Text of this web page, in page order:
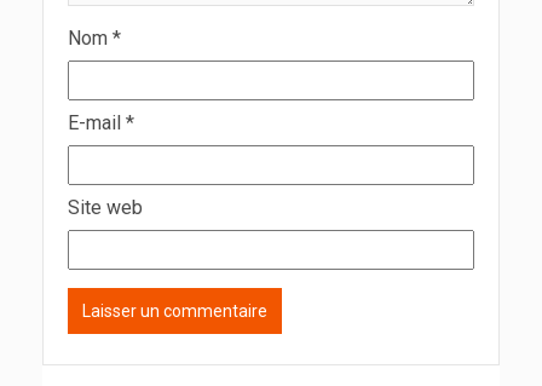
Nom *
E-mail *
Site web